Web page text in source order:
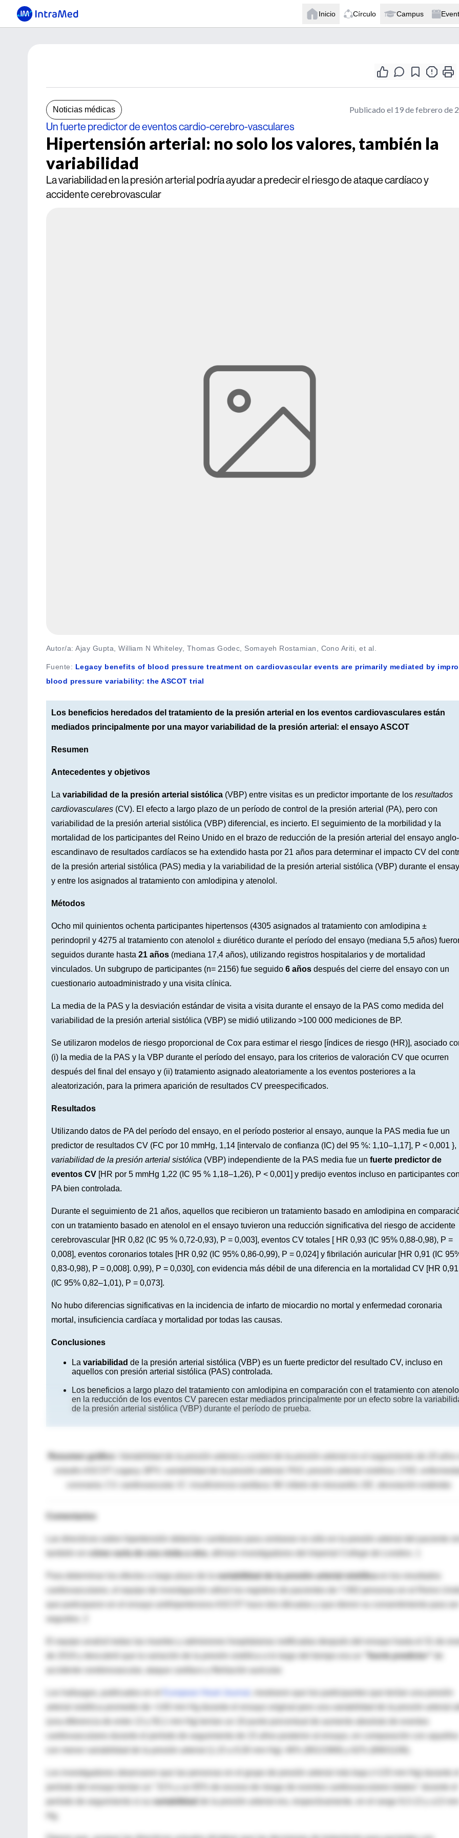
Inicio Círculo Campus
Noticias médicas Publicado el 19 de febrero de
Un fuerte predictor de eventos cardio-cerebro-vasculares
Hipertensión arterial: no solo los valores, también la
variabilidad
La variabilidad en la presión arterial podría ayudar a predecir el riesgo de ataque cardíaco y
accidente cerebrovascular
Autor/a: Ajay Gupta, William N Whiteley, Thomas Godec, Somayeh Rostamian, Cono Ariti, et al.
Fuente: Legacy benefits of blood pressure treatment on cardiovascular events are primarily mediated by
blood pressure variability: the ASCOT trial
Los beneficios heredados del tratamiento de la presión arterial en los eventos cardiovasculares están
mediados principalmente por una mayor variabilidad de la presión arterial: el ensayo ASCOT
Resumen
Antecedentes y objetivos
La variabilidad de la presión arterial sistólica (VBP) entre visitas es un predictor importante de los resultados
cardiovasculares (CV). El efecto a largo plazo de un período de control de la presión arterial (PA), pero con
variabilidad de la presión arterial sistólica (VBP) diferencial, es incierto. El seguimiento de la morbilidad y la
mortalidad de los participantes del Reino Unido en el brazo de reducción de la presión arterial del ensayo anglo-
escandinavo de resultados cardíacos se ha extendido hasta por 21 años para determinar el impacto CV del
de la presión arterial sistólica (PAS) media y la variabilidad de la presión arterial sistólica (VBP) durante el
y entre los asignados al tratamiento con amlodipina y atenolol.
Métodos
Ocho mil quinientos ochenta participantes hipertensos (4305 asignados al tratamiento con amlodipina ±
perindopril y 4275 al tratamiento con atenolol ± diurético durante el período del ensayo (mediana 5,5 años)
seguidos durante hasta 21 años (mediana 17,4 años), utilizando registros hospitalarios y de mortalidad
vinculados. Un subgrupo de participantes (n= 2156) fue seguido 6 años después del cierre del ensayo con un
cuestionario autoadministrado y una visita clínica.
La media de la PAS y la desviación estándar de visita a visita durante el ensayo de la PAS como medida del
variabilidad de la presión arterial sistólica (VBP) se midió utilizando >100 000 mediciones de BP.
Se utilizaron modelos de riesgo proporcional de Cox para estimar el riesgo [índices de riesgo (HR)], asociado
(i) la media de la PAS y la VBP durante el período del ensayo, para los criterios de valoración CV que ocurren
después del final del ensayo y (ii) tratamiento asignado aleatoriamente a los eventos posteriores a la
aleatorización, para la primera aparición de resultados CV preespecificados.
Resultados
Utilizando datos de PA del período del ensayo, en el período posterior al ensayo, aunque la PAS media fue un
predictor de resultados CV (FC por 10 mmHg, 1,14 [intervalo de confianza (IC) del 95 %: 1,10–1,17], P < 0,001 },
variabilidad de la presión arterial sistólica (VBP) independiente de la PAS media fue un fuerte predictor de
eventos CV [HR ​​por 5 mmHg 1,22 (IC 95 % 1,18–1,26), P < 0,001] y predijo eventos incluso en participantes
PA bien controlada.
Durante el seguimiento de 21 años, aquellos que recibieron un tratamiento basado en amlodipina en
con un tratamiento basado en atenolol en el ensayo tuvieron una reducción significativa del riesgo de accidente
cerebrovascular [HR 0,82 (IC 95 % 0,72-0,93), P = 0,003], eventos CV totales [ HR 0,93 (IC 95% 0,88-0,98), P =
0,008], eventos coronarios totales [HR 0,92 (IC 95% 0,86-0,99), P = 0,024] y fibrilación auricular [HR 0,91 (IC
0,83-0,98), P = 0,008]. 0,99), P = 0,030], con evidencia más débil de una diferencia en la mortalidad CV [HR ​​0,91
(IC 95% 0,82–1,01), P = 0,073].
No hubo diferencias significativas en la incidencia de infarto de miocardio no mortal y enfermedad coronaria
mortal, insuficiencia cardíaca y mortalidad por todas las causas.
Conclusiones
La variabilidad de la presión arterial sistólica (VBP) es un fuerte predictor del resultado CV, incluso en
aquellos con presión arterial sistólica (PAS) controlada.
Los beneficios a largo plazo del tratamiento con amlodipina en comparación con el tratamiento con
en la reducción de los eventos CV parecen estar mediados principalmente por un efecto sobre la
de la presión arterial sistólica (VBP) durante el período de prueba.
Resumen gráfico
Variabilidad de la presión arterial y control de la presión arterial en el seguimiento de 20 años
estudio ASCOT Legacy. BPV, variabilidad de la presión arterial; PAS: presión arterial sistólica; CHD,
Comentarios
cómo varía de una visita a otra , afirman investigadores del Imperial College de Londres
Para determinar los efectos a largo plazo de la variabilidad de la presión arterial sistólica
cardiovasculares, el equipo de investigación utilizó los registros de pacientes de 7.092 personas en el Reino
que participaron en el ensayo antihipertensivo ASCOT hace dos décadas y que dieron su consentimiento para ser
seguidos. 2
El equipo analizó todas las muertes y admisiones hospitalarias notificadas después del ensayo hasta el 31 de
de 2019 y descubrió que la variación de la presión sistólica a lo largo del tiempo era un
"fuerte predictor"
accidente cerebrovascular, ataque cardíaco y fibrilación auricular.
Los hallazgos, publicados en el
arterial sistólica promedio de <140 mm Hg durante el ensayo original pero una
cardiovasculares durante el período de seguimiento de 15 años posterior al ensayo, en comparación con aquellos
Los investigadores observaron que las personas en el grupo de presión arterial más baja (<133 mm Hg) durante
período del ensayo tenían un "31% y un 65% de exceso de riesgo de eventos cardiovasculares totales" durante el
período de seguimiento si su
variabilidad
de la presión arterial era, respectivamente, en el rango 9,3-13 y ≥13 mm